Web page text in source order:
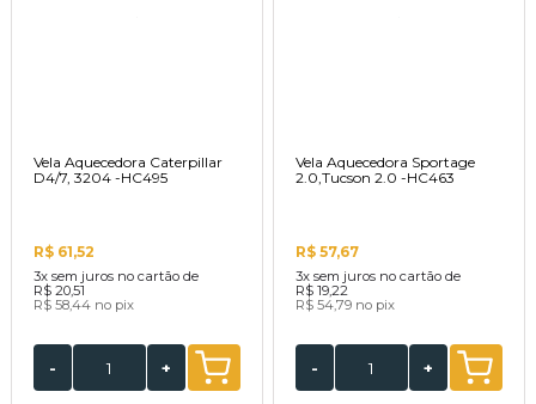
Vela Aquecedora Caterpillar
D4/7, 3204 -HC495
R$ 61,52
3x sem juros no cartão de
R$ 20,51
R$ 58,44 no pix
- +
Vela Aquecedora Sportage
2.0,Tucson 2.0 -HC463
R$ 57,67
3x sem juros no cartão de
R$ 19,22
R$ 54,79 no pix
- +